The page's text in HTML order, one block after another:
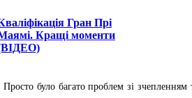
Гран Прі
Кращі моменти
було багато проблем зі